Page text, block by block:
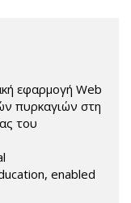
εφαρμογή Web
πυρκαγιών στη
του
enabled